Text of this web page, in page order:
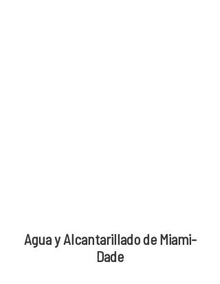
Agua y Alcantarillado de Miami-
Dade